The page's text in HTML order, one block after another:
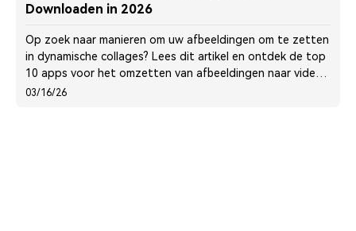
Downloaden in 2026
Op zoek naar manieren om uw afbeeldingen om te zetten
in dynamische collages? Lees dit artikel en ontdek de top
10 apps voor het omzetten van afbeeldingen naar video
die u kunt downloaden.
03/16/26